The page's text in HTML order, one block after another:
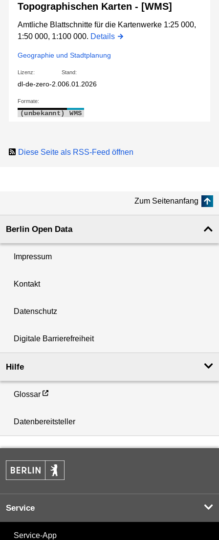
Topographischen Karten - [WMS]
Amtliche Blattschnitte für die Kartenwerke 1:25 000,
1:50 000, 1:100 000. Details
Geographie und Stadtplanung
Lizenz:
dl-de-zero-2.0
Stand:
06.01.2026
Formate:
(unbekannt) WMS
Diese Seite als RSS-Feed öffnen
Zum Seitenanfang
Berlin Open Data
Impressum
Kontakt
Datenschutz
Digitale Barrierefreiheit
Hilfe
Glossar
Datenbereitsteller
Service
Service-App